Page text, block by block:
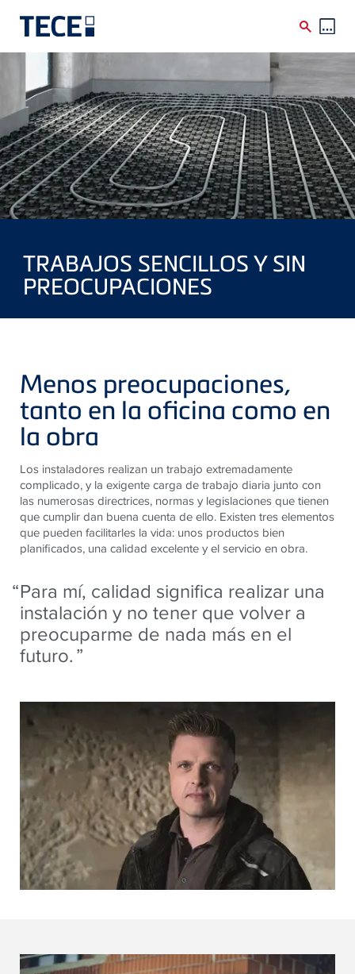
Skip to main content
TRABAJOS SENCILLOS Y SIN
PREOCUPACIONES
Menos preocupaciones,
tanto en la oficina como en
la obra
Los instaladores realizan un trabajo extremadamente
complicado, y la exigente carga de trabajo diaria junto con
las numerosas directrices, normas y legislaciones que tienen
que cumplir dan buena cuenta de ello. Existen tres elementos
que pueden facilitarles la vida: unos productos bien
planificados, una calidad excelente y el servicio en obra.
Para mí, calidad significa realizar una
instalación y no tener que volver a
preocuparme de nada más en el
futuro.